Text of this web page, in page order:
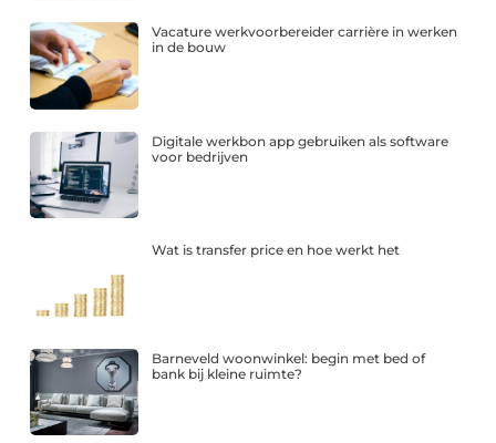
Vacature werkvoorbereider carrière in werken
in de bouw
Digitale werkbon app gebruiken als software
voor bedrijven
Wat is transfer price en hoe werkt het
Barneveld woonwinkel: begin met bed of
bank bij kleine ruimte?